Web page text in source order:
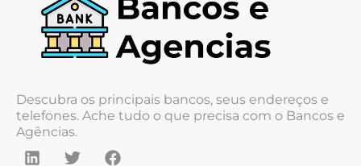
Descubra os principais bancos, seus endereços e
telefones. Ache tudo o que precisa com o Bancos e
Agências.